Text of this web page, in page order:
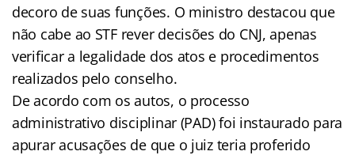
decoro de suas funções. O ministro destacou que
não cabe ao STF rever decisões do CNJ, apenas
verificar a legalidade dos atos e procedimentos
realizados pelo conselho.
De acordo com os autos, o processo
administrativo disciplinar (PAD) foi instaurado para
apurar acusações de que o juiz teria proferido